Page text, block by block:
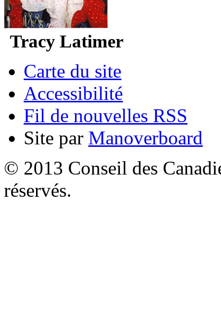
Tracy Latimer
Carte du site
Accessibilité
Fil de nouvelles RSS
Site par Manoverboard
© 2013 Conseil des
réservés.